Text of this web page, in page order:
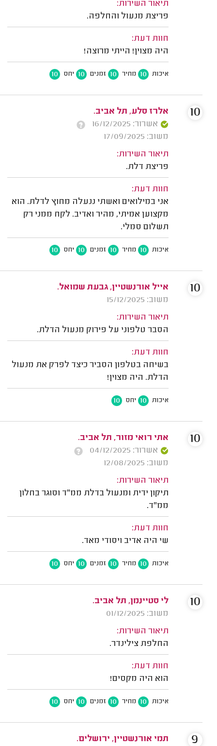
תיאור השירות:
פריצת מנעול והחלפה.
חוות דעת:
היה מצוין! הייתי מרוצה!
איכות 10 מחיר 10 זמנים 10 יחס 10
אלרז סלע, תל אביב.
אשרור: 16/12/2025
משוב: 17/09/2025
תיאור השירות:
פריצת דלת.
חוות דעת:
אני במילואים ואשתי ננעלה מחוץ לדלת. הוא
מקצוען אמיתי, מהיר ואדיב. לקח ממני רק
תשלום סמלי.
איכות 10 מחיר 10 זמנים 10 יחס 10
10
אייל אורנשטיין, גבעת שמואל.
משוב: 15/12/2025
תיאור השירות:
הסבר טלפוני על פירוק מנעול הדלת.
חוות דעת:
בשיחה בטלפון הסביר כיצד לפרק את מנעול
הדלת. היה מצוין!
איכות 10 יחס 10
10
אתי רואי מזור, תל אביב.
אשרור: 04/12/2025
משוב: 12/08/2025
תיאור השירות:
תיקון ידית ומנעול בדלת ממ"ד וסוגר בחלון
ממ"ד.
חוות דעת:
שי היה אדיב ויסודי מאד.
איכות 10 מחיר 10 זמנים 10 יחס 10
10
לי סטיינמן, תל אביב.
משוב: 01/12/2025
תיאור השירות:
החלפת צילינדר.
חוות דעת:
הוא היה מקסים!
איכות 10 מחיר 10 זמנים 10 יחס 10
10
תמי אורנשטיין, ירושלים.
9